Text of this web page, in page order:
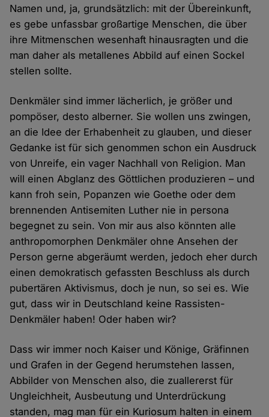
Namen und, ja, grundsätzlich: mit der Übereinkunft,
es gebe unfassbar großartige Menschen, die über
ihre Mitmenschen wesenhaft hinausragten und die
man daher als metallenes Abbild auf einen Sockel
stellen sollte.
Denkmäler sind immer lächerlich, je größer und
pompöser, desto alberner. Sie wollen uns zwingen,
an die Idee der Erhabenheit zu glauben, und dieser
Gedanke ist für sich genommen schon ein Ausdruck
von Unreife, ein vager Nachhall von Religion. Man
will einen Abglanz des Göttlichen produzieren – und
kann froh sein, Popanzen wie Goethe oder dem
brennenden Antisemiten Luther nie in persona
begegnet zu sein. Von mir aus also könnten alle
anthropomorphen Denkmäler ohne Ansehen der
Person gerne abgeräumt werden, jedoch eher durch
einen demokratisch gefassten Beschluss als durch
pubertären Aktivismus, doch je nun, so sei es. Wie
gut, dass wir in Deutschland keine Rassisten-
Denkmäler haben! Oder haben wir?
Dass wir immer noch Kaiser und Könige, Gräfinnen
und Grafen in der Gegend herumstehen lassen,
Abbilder von Menschen also, die zuallererst für
Ungleichheit, Ausbeutung und Unterdrückung
standen, mag man für ein Kuriosum halten in einem